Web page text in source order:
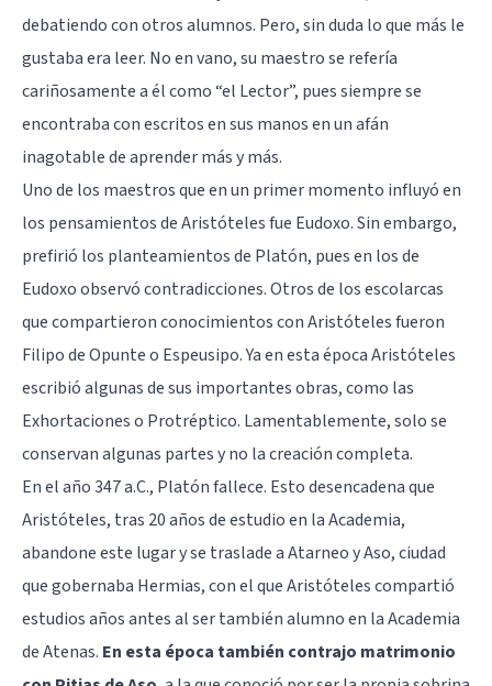
debatiendo con otros alumnos. Pero, sin duda lo que más le
gustaba era leer. No en vano, su maestro se refería
cariñosamente a él como “el Lector”, pues siempre se
encontraba con escritos en sus manos en un afán
inagotable de aprender más y más.
Uno de los maestros que en un primer momento influyó en
los pensamientos de Aristóteles fue Eudoxo. Sin embargo,
prefirió los planteamientos de Platón, pues en los de
Eudoxo observó contradicciones. Otros de los escolarcas
que compartieron conocimientos con Aristóteles fueron
Filipo de Opunte o Espeusipo. Ya en esta época Aristóteles
escribió algunas de sus importantes obras, como las
Exhortaciones o Protréptico. Lamentablemente, solo se
conservan algunas partes y no la creación completa.
En el año 347 a.C., Platón fallece. Esto desencadena que
Aristóteles, tras 20 años de estudio en la Academia,
abandone este lugar y se traslade a Atarneo y Aso, ciudad
que gobernaba Hermias, con el que Aristóteles compartió
estudios años antes al ser también alumno en la Academia
de Atenas. En esta época también contrajo matrimonio